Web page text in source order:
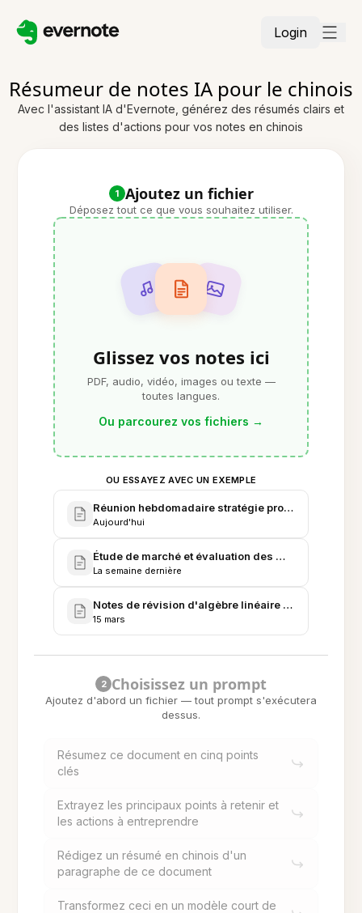
Login
Résumeur de notes IA pour le chinois
Avec l'assistant IA d'Evernote, générez des résumés clairs et
des listes d'actions pour vos notes en chinois
1 Ajoutez un fichier
Déposez tout ce que vous souhaitez utiliser.
Glissez vos notes ici
PDF, audio, vidéo, images ou texte —
toutes langues.
Ou parcourez vos fichiers →
OU ESSAYEZ AVEC UN EXEMPLE
Réunion hebdomadaire stratégie produit - Compte
Aujourd'hui
Étude de marché et évaluation des modèles pour
La semaine dernière
Notes de révision d'algèbre linéaire (préparation
15 mars
2 Choisissez un prompt
Ajoutez d'abord un fichier — tout prompt s'exécutera
dessus.
Résumez ce document en cinq points
clés
Extrayez les principaux points à retenir et
les actions à entreprendre
Rédigez un résumé en chinois d'un
paragraphe de ce document
Transformez ceci en un modèle court de